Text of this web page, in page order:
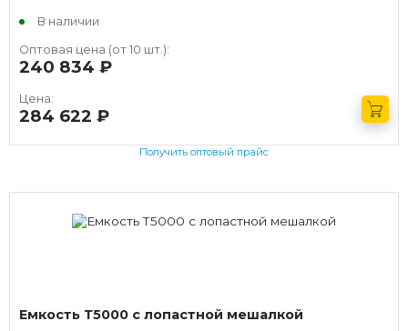
В наличии
Оптовая цена (от 10 шт.):
240 834
Цена:
284 622
Получить оптовый прайс
Емкость Т5000 с лопастной мешалкой